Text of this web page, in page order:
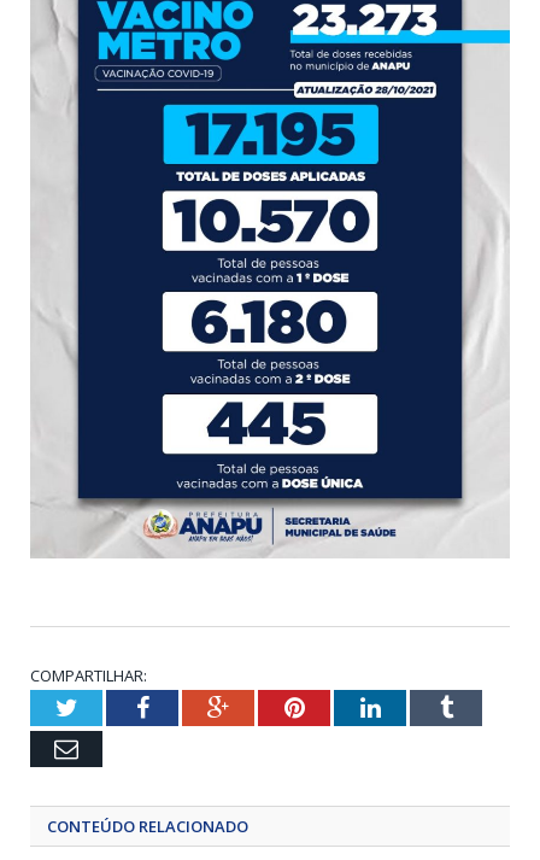
COMPARTILHAR:
TwitterFacebookGoogle+PinterestLinkedInTumblr
Email
CONTEÚDO RELACIONADO